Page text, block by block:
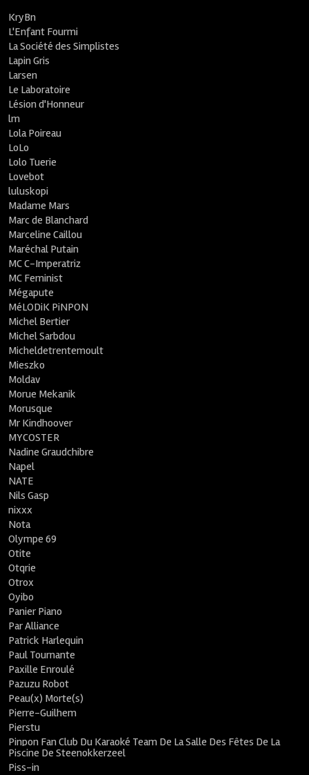
KryBn
L'Enfant Fourmi
La Société des Simplistes
Lapin Gris
Larsen
Le Laboratoire
Lésion d'Honneur
lm
Lola Poireau
LoLo
Lolo Tuerie
Lovebot
luluskopi
Madame Mars
Marc de Blanchard
Marceline Caillou
Maréchal Putain
MC C-Imperatriz
MC Feminist
Mégapute
MéLODiK PiNPON
Michel Bertier
Michel Sarbdou
Micheldetrentemoult
Mieszko
Moldav
Morue Mekanik
Morusque
Mr Kindhoover
MYCOSTER
Nadine Graudchibre
Napel
NATE
Nils Gasp
nixxx
Nota
Olympe 69
Otite
Otqrie
Otrox
Oyibo
Panier Piano
Par Alliance
Patrick Harlequin
Paul Tournante
Paxille Enroulé
Pazuzu Robot
Peau(x) Morte(s)
Pierre-Guilhem
Pierstu
Pinpon Fan Club Du Karaoké Team De La Salle Des Fêtes De La
Piscine De Steenokkerzeel
Piss-in